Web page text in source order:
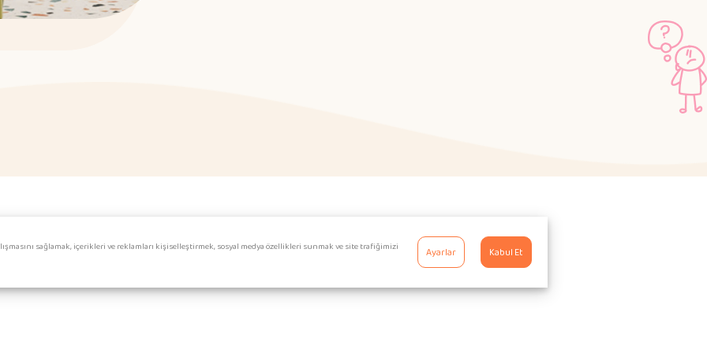
sağlamak, içerikleri ve reklamları kişiselleştirmek, sosyal medya özellikleri sunmak ve site trafiğimizi
Ayarlar Kabul Et